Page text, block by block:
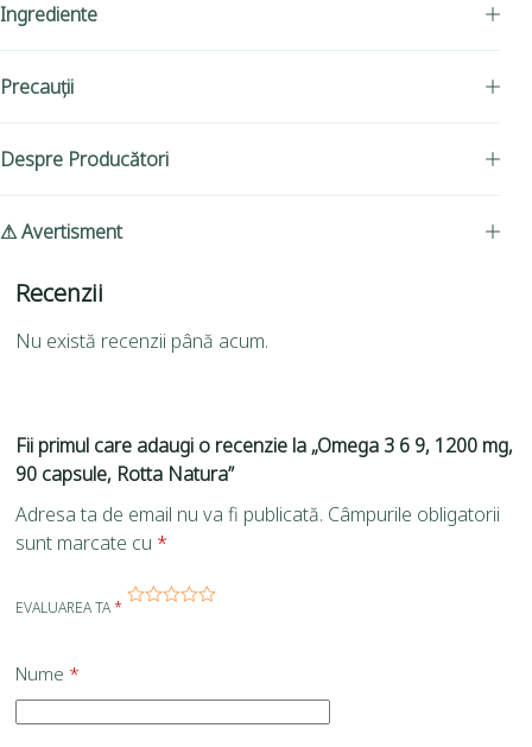
Ingrediente
Precauții
Despre Producători
⚠ Avertisment
Recenzii
Nu există recenzii până acum.
Fii primul care adaugi o recenzie la „Omega 3 6 9, 1200 mg,
90 capsule, Rotta Natura”
Adresa ta de email nu va fi publicată. Câmpurile obligatorii
sunt marcate cu *
EVALUAREA TA*
Nume *